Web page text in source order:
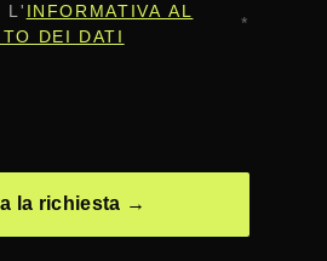
L' INFORMATIVA AL
DEI DATI
*